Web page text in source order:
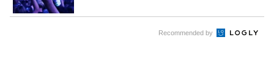
Recommended by